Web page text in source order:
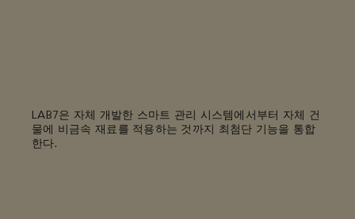
LAB7은 자체 개발한 스마트 관리 시스템에서부터 자체 건
물에 비금속 재료를 적용하는 것까지 최첨단 기능을 통합
한다.